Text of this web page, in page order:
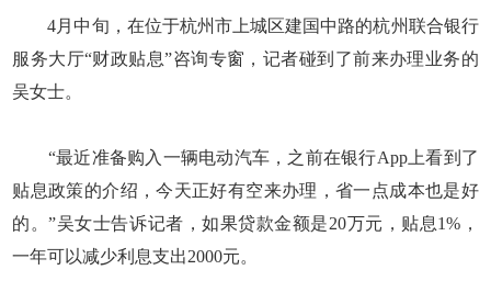
4月中旬，在位于杭州市上城区建国中路的杭州联合银行
服务大厅“财政贴息”咨询专窗，记者碰到了前来办理业务的
吴女士。
“最近准备购入一辆电动汽车，之前在银行App上看到了
贴息政策的介绍，今天正好有空来办理，省一点成本也是好
的。”吴女士告诉记者，如果贷款金额是20万元，贴息1%，
一年可以减少利息支出2000元。